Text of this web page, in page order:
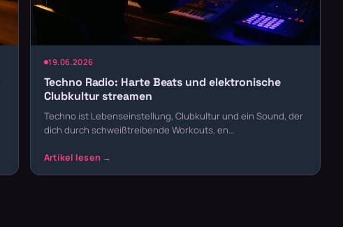
19.06.2026
Techno Radio: Harte Beats und elektronische
Clubkultur streamen
Techno ist Lebenseinstellung, Clubkultur und ein Sound, der
dich durch schweißtreibende Workouts, en…